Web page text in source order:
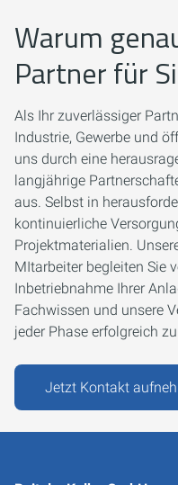
Warum
Partner für
Als Ihr zuverlässiger
Industrie, Gewerbe und
uns durch eine
langjährige
aus. Selbst in
kontinuierliche
Projektmaterialien.
MItarbeiter begleiten Sie
Inbetriebnahme Ihrer
Fachwissen und unsere
jeder Phase erfolgreich
Jetzt Kontakt